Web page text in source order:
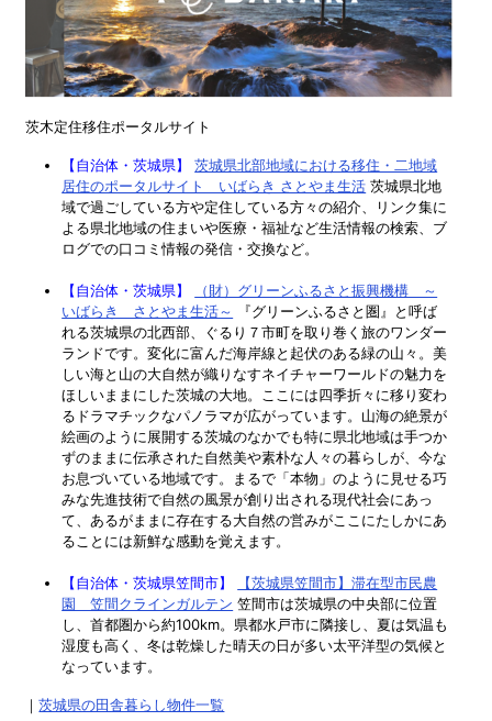
茨木定住移住ポータルサイト
【自治体・茨城県】
茨城県北部地域における移住・二地域
居住のポータルサイト いばらき さとやま生活 茨城県北地
域で過ごしている方や定住している方々の紹介、リンク集に
よる県北地域の住まいや医療・福祉など生活情報の検索、ブ
ログでの口コミ情報の発信・交換など。
【自治体・茨城県】
（財）グリーンふるさと振興機構 ～
いばらき さとやま生活～
『グリーンふるさと圏』と呼ば
れる茨城県の北西部、ぐるり７市町を取り巻く旅のワンダー
ランドです。変化に富んだ海岸線と起伏のある緑の山々。美
しい海と山の大自然が織りなすネイチャーワールドの魅力を
ほしいままにした茨城の大地。ここには四季折々に移り変わ
るドラマチックなパノラマが広がっています。山海の絶景が
絵画のように展開する茨城のなかでも特に県北地域は手つか
ずのままに伝承された自然美や素朴な人々の暮らしが、今な
お息づいている地域です。まるで「本物」のように見せる巧
みな先進技術で自然の風景が創り出される現代社会にあっ
て、あるがままに存在する大自然の営みがここにたしかにあ
ることには新鮮な感動を覚えます。
【自治体・茨城県笠間市】
【茨城県笠間市】滞在型市民農
園 笠間クラインガルテン 笠間市は茨城県の中央部に位置
し、首都圏から約100km。県都水戸市に隣接し、夏は気温も
湿度も高く、冬は乾燥した晴天の日が多い太平洋型の気候と
なっています。
｜茨城県の田舎暮らし物件一覧